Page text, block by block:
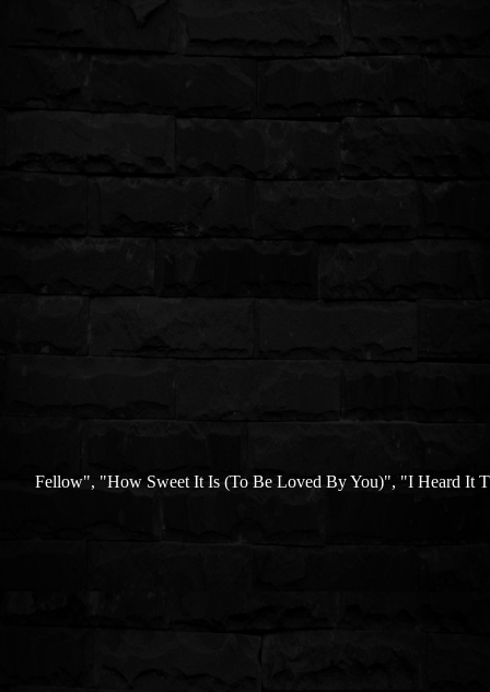
Fellow", "How Sweet It Is (To Be Loved By You)", "I Heard It